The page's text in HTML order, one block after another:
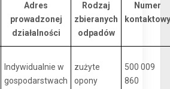
Adres
prowadzonej
działalności
Rodzaj
zbieranych
odpadów
Numer
kontaktowy
Indywidualnie w
gospodarstwach
zużyte
opony
500 009
860